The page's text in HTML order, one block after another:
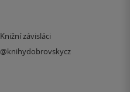
Knižní závisláci
@knihydobrovskycz